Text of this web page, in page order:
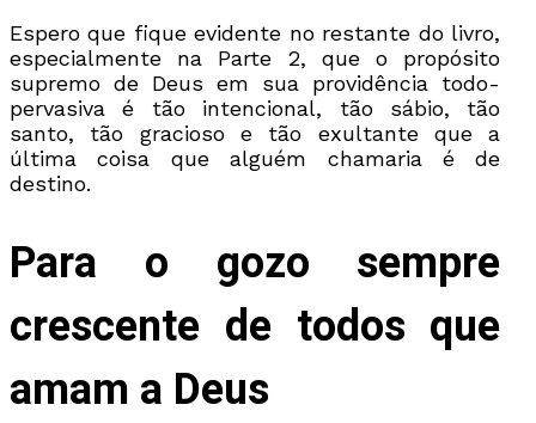
Espero que fique evidente no restante do livro,
especialmente na Parte 2, que o propósito
supremo de Deus em sua providência todo-
pervasiva é tão intencional, tão sábio, tão
santo, tão gracioso e tão exultante que a
última coisa que alguém chamaria é de
destino.
Para o gozo sempre
crescente de todos que
amam a Deus